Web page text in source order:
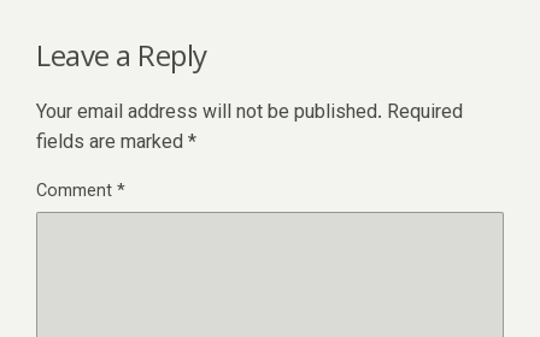
Leave a Reply
Your email address will not be published. Required
fields are marked *
Comment*